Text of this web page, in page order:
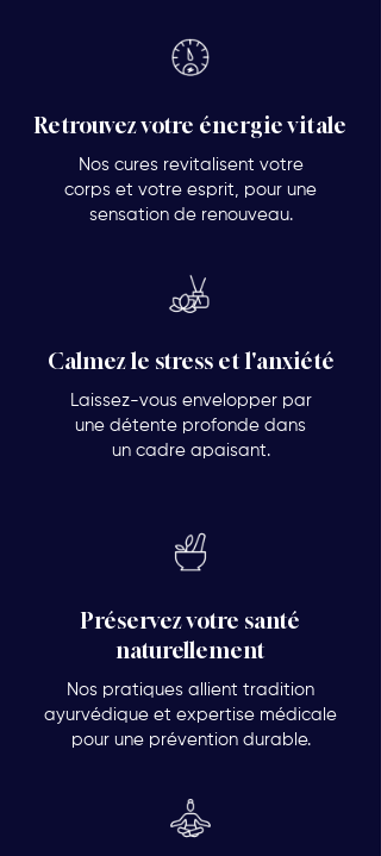
Retrouvez votre énergie vitale
Nos cures revitalisent votre
corps et votre esprit, pour une
sensation de renouveau.
Calmez le stress et l'anxiété
Laissez-vous envelopper par
une détente profonde dans
un cadre apaisant.
Préservez votre santé
naturellement
Nos pratiques allient tradition
ayurvédique et expertise médicale
pour une prévention durable.